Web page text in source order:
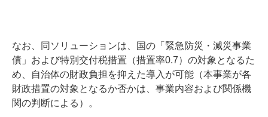
なお、同ソリューションは、国の「緊急防災・減災事業
債」および特別交付税措置（措置率0.7）の対象となるた
め、自治体の財政負担を抑えた導入が可能（本事業が各
財政措置の対象となるか否かは、事業内容および関係機
関の判断による）。